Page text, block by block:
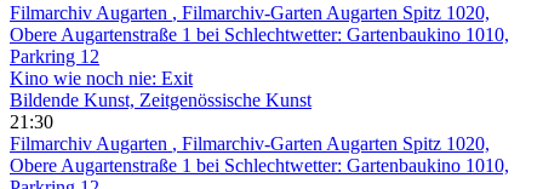
Filmarchiv Augarten , Filmarchiv-Garten Augarten Spitz 1020,
Obere Augartenstraße 1 bei Schlechtwetter: Gartenbaukino 1010,
Parkring 12
Kino wie noch nie: Exit
Bildende Kunst, Zeitgenössische Kunst
21:30
Filmarchiv Augarten , Filmarchiv-Garten Augarten Spitz 1020,
Obere Augartenstraße 1 bei Schlechtwetter: Gartenbaukino 1010,